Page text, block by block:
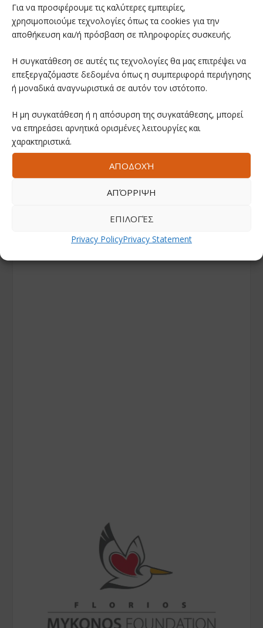
Για να προσφέρουμε τις καλύτερες εμπειρίες,
χρησιμοποιούμε τεχνολογίες όπως τα cookies για την
αποθήκευση και/ή πρόσβαση σε πληροφορίες συσκευής.
Η συγκατάθεση σε αυτές τις τεχνολογίες θα μας επιτρέψει να
επεξεργαζόμαστε δεδομένα όπως η συμπεριφορά περιήγησης
ή μοναδικά αναγνωριστικά σε αυτόν τον ιστότοπο.
Η μη συγκατάθεση ή η απόσυρση της συγκατάθεσης, μπορεί
να επηρεάσει αρνητικά ορισμένες λειτουργίες και
χαρακτηριστικά.
ΑΠΟΔΟΧΉ
ΑΠΌΡΡΙΨΗ
ΕΠΙΛΟΓΈΣ
Privacy PolicyPrivacy Statement